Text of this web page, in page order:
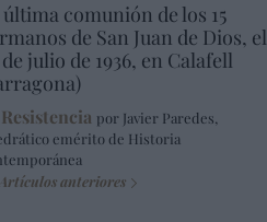
comunión de los 15
de San Juan de Dios, el
de julio de 1936, en Calafell
por Javier Paredes,
emérito de Historia
Artículos anteriores